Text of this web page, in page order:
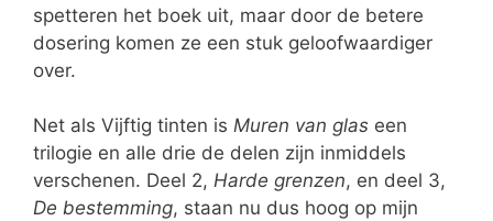
spetteren het boek uit, maar door de betere
dosering komen ze een stuk geloofwaardiger
over.
Net als Vijftig tinten is Muren van glas een
trilogie en alle drie de delen zijn inmiddels
verschenen. Deel 2, Harde grenzen, en deel 3,
De bestemming, staan nu dus hoog op mijn